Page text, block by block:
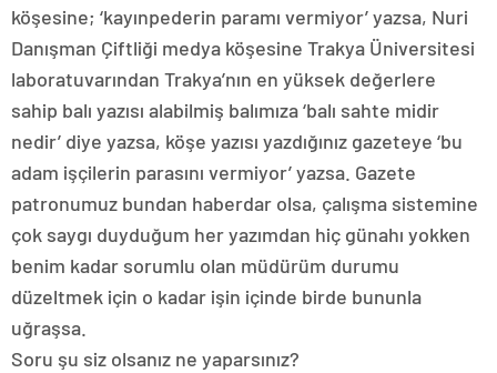
köşesine; ‘kayınpederin paramı vermiyor’ yazsa, Nuri
Danışman Çiftliği medya köşesine Trakya Üniversitesi
laboratuvarından Trakya’nın en yüksek değerlere
sahip balı yazısı alabilmiş balımıza ‘balı sahte midir
nedir’ diye yazsa, köşe yazısı yazdığınız gazeteye ‘bu
adam işçilerin parasını vermiyor’ yazsa. Gazete
patronumuz bundan haberdar olsa, çalışma sistemine
çok saygı duyduğum her yazımdan hiç günahı yokken
benim kadar sorumlu olan müdürüm durumu
düzeltmek için o kadar işin içinde birde bununla
uğraşsa.
Soru şu siz olsanız ne yaparsınız?